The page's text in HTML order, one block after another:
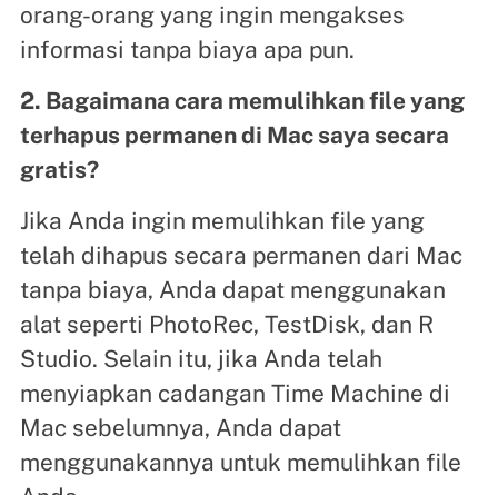
orang-orang yang ingin mengakses
informasi tanpa biaya apa pun.
2. Bagaimana cara memulihkan file yang
terhapus permanen di Mac saya secara
gratis?
Jika Anda ingin memulihkan file yang
telah dihapus secara permanen dari Mac
tanpa biaya, Anda dapat menggunakan
alat seperti PhotoRec, TestDisk, dan R
Studio. Selain itu, jika Anda telah
menyiapkan cadangan Time Machine di
Mac sebelumnya, Anda dapat
menggunakannya untuk memulihkan file